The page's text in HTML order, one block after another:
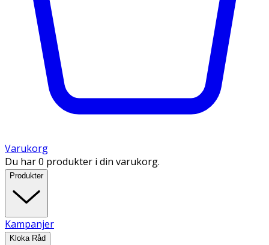
Varukorg
Du har 0 produkter i din varukorg.
Produkter
Kampanjer
Kloka Råd